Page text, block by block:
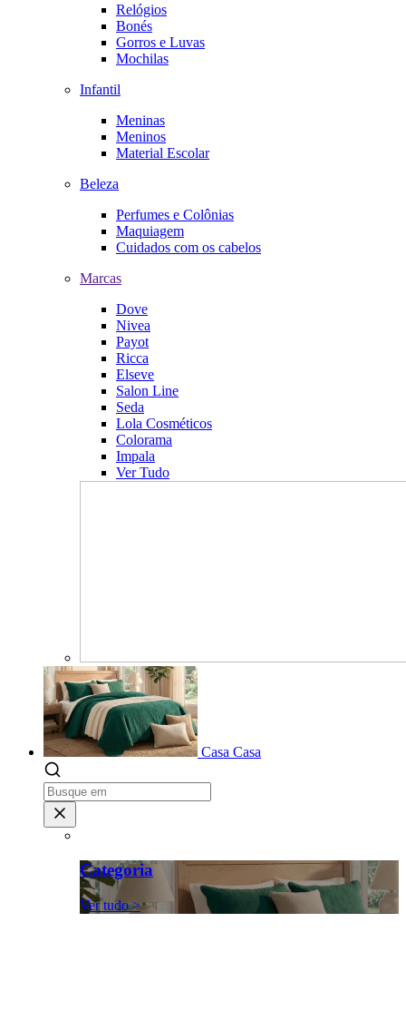
Relógios
Bonés
Gorros e Luvas
Mochilas
Infantil
Meninas
Meninos
Material Escolar
Beleza
Perfumes e Colônias
Maquiagem
Cuidados com os cabelos
Marcas
Dove
Nivea
Payot
Ricca
Elseve
Salon Line
Seda
Lola Cosméticos
Colorama
Impala
Ver Tudo
Casa Casa
Categoria
Ver tudo >